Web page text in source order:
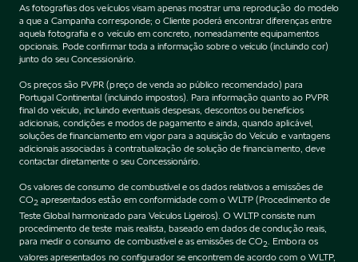
As fotografias dos veículos visam apenas mostrar uma reprodução do modelo
a que a Campanha corresponde; o Cliente poderá encontrar diferenças entre
aquela fotografia e o veículo em concreto, nomeadamente equipamentos
opcionais. Pode confirmar toda a informação sobre o veículo (incluindo cor)
junto do seu Concessionário.
Os preços são PVPR (preço de venda ao público recomendado) para
Portugal Continental (incluindo impostos). Para informação quanto ao PVPR
final do veículo, incluindo eventuais despesas, descontos ou benefícios
adicionais, condições e modos de pagamento e ainda, quando aplicável,
soluções de financiamento em vigor para a aquisição do Veículo e vantagens
adicionais associadas à contratualização de solução de financiamento, deve
contactar diretamente o seu Concessionário.
Os valores de consumo de combustível e os dados relativos a emissões de
CO2 apresentados estão em conformidade com o WLTP (Procedimento de
Teste Global harmonizado para Veículos Ligeiros). O WLTP consiste num
procedimento de teste mais realista, baseado em dados de condução reais,
para medir o consumo de combustível e as emissões de CO2 . Embora os
valores apresentados no configurador se encontrem de acordo com o WLTP,